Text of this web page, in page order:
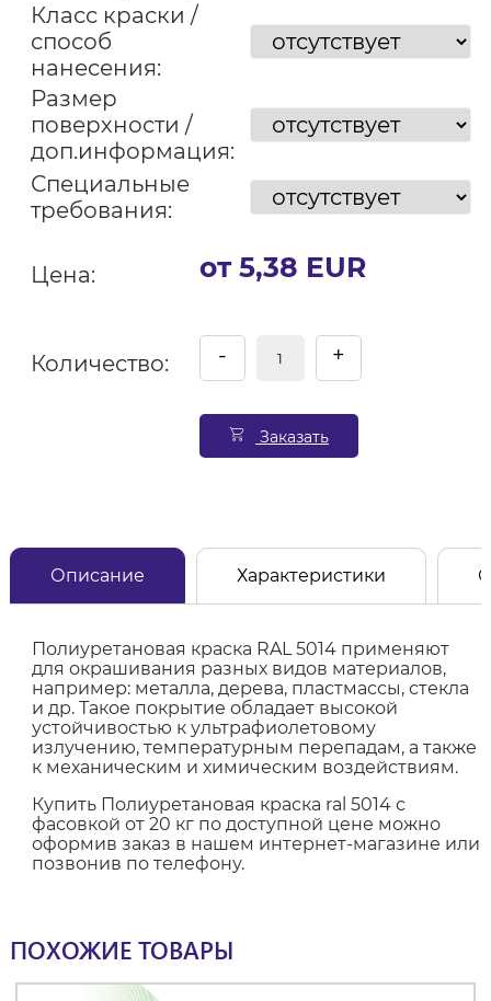
Класс краски /
способ
нанесения:
Размер
поверхности /
доп.информация:
Специальные
требования:
Цена: от 5,38 EUR
Количество: - +
Заказать
Описание Характеристики
Полиуретановая краска RAL 5014 применяют
для окрашивания разных видов материалов,
например: металла, дерева, пластмассы, стекла
и др. Такое покрытие обладает высокой
устойчивостью к ультрафиолетовому
излучению, температурным перепадам, а также
к механическим и химическим воздействиям.
Купить Полиуретановая краска ral 5014 с
фасовкой от 20 кг по доступной цене можно
оформив заказ в нашем интернет-магазине или
позвонив по телефону.
ПОХОЖИЕ ТОВАРЫ